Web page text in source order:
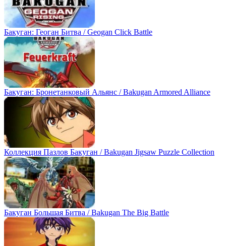
Бакуган: Геоган Битва / Geogan Click Battle
Бакуган: Бронетанковый Альянс / Bakugan Armored Alliance
Коллекция Пазлов Бакуган / Bakugan Jigsaw Puzzle Collection
Бакуган Большая Битва / Bakugan The Big Battle